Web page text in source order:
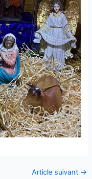
Article suivant →